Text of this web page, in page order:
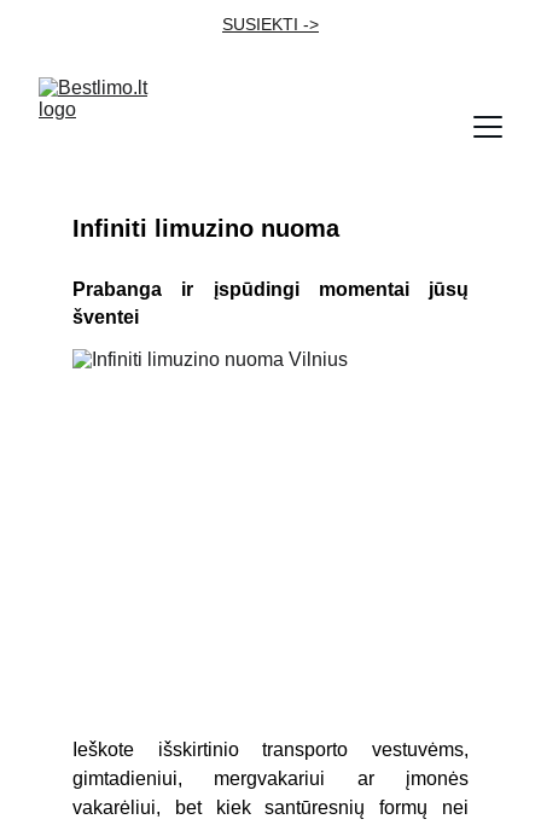
SUSIEKTI ->
Infiniti limuzino nuoma
Prabanga ir įspūdingi momentai jūsų
šventei
Ieškote išskirtinio transporto vestuvėms,
gimtadieniui, mergvakariui ar įmonės
vakarėliui, bet kiek santūresnių formų nei